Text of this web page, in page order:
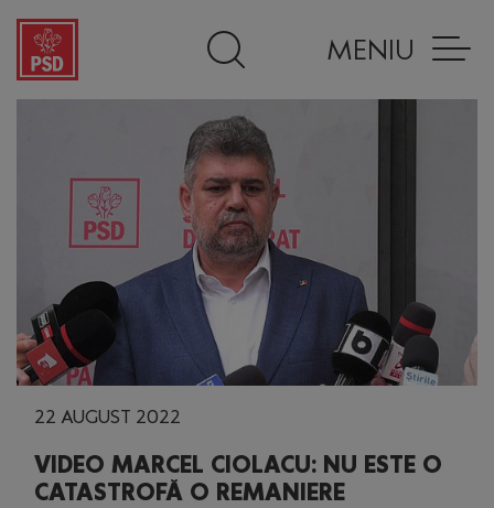
MENIU
22 AUGUST 2022
VIDEO MARCEL CIOLACU: NU ESTE O
CATASTROFĂ O REMANIERE